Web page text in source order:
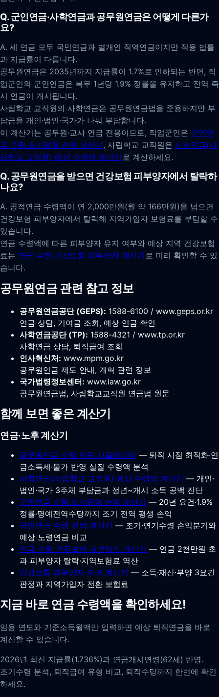
Q. 군인연금·사학연금과 공무원연금은 어떻게 다른가
요?
A. 세 연금 모두 국민연금과 별개인 직역연금이지만 적용 법률
과 지급률이 다릅니다.
공무원연금은 2035년까지 지급률이 1.7%로 인하되는 반면, 직
업군인의 군인연금은 복무 1년당 1.9% 정률을 유지하고 전역 즉
시 연금이 개시됩니다.
사립학교 교직원의 사학연금은 공무원연금법을 준용하지만 부
담금을 개인·법인·국가가 나눠 부담합니다.
이 계산기는 공무원·교사 연금 전용이므로, 직업군인은 군인연
금 수령·조기퇴역 손익 계산기, 사립학교 교직원은 사학연금(사
립학교 교직원) 예상 수령액 계산기로 계산하세요.
Q. 공무원연금을 받으면 건강보험 피부양자에서 탈락하
나요?
A. 공적연금 수령액이 연 2,000만원(월 약 166만원)을 넘으면
건강보험 피부양자에서 탈락해 지역가입자 보험료를 부담할 수
있습니다.
연금 수령액에 따른 피부양자 유지 여부와 예상 지역 건강보험
료는 연금 수령 건강보험 피부양자 계산기로 미리 확인할 수 있
습니다.
공무원연금 관련 참고 정보
공무원연금공단 (GEPS): 1588-6100 / www.geps.or.kr
연금 상담, 기여금 조회, 예상 연금 확인
사학연금공단 (TP): 1588-4321 / www.tp.or.kr
사학연금 상담, 퇴직급여 조회
인사혁신처: www.mpm.go.kr
공무원연금 제도 안내, 개혁 관련 정보
국가법령정보센터: www.law.go.kr
공무원연금법, 사립학교교직원 연금법 원문
함께 보면 좋은 계산기
연금·노후 계산기
공무원연금 수령 전략 시뮬레이터 — 퇴직 시점 최적화·연
금소득세·물가 반영 실질 수령액 분석
사학연금(사립학교 교직원) 예상 수령액 계산기 — 개인·
법인·국가 3주체 부담금과 정년~개시 소득 공백 진단
군인연금 수령·조기퇴역 손익 계산기 — 20년 요건·1.9%
정률·명예전역수당까지 조기 전역 평생 손익
국민연금 수령 전략 계산기 — 조기·연기수령 손익분기와
예상 노령연금 비교
연금 수령 건강보험 피부양자 계산기 — 연금 2천만원 초
과 피부양자 탈락·지역보험료 역산
건강보험 피부양자 자격 계산기 — 소득·재산·부양 3요건
판정과 지역가입자 전환 보험료
지금 바로 연금 수령액을 확인하세요!
임용 연도와 기준소득월액만 입력하면 예상 퇴직연금을 바로
계산할 수 있습니다.
2026년 최신 지급률(1.736%)과 연금개시연령(62세) 반영.
조기수령 분석, 퇴직급여 유형 비교, 퇴직수당까지 한번에 확인
하세요.